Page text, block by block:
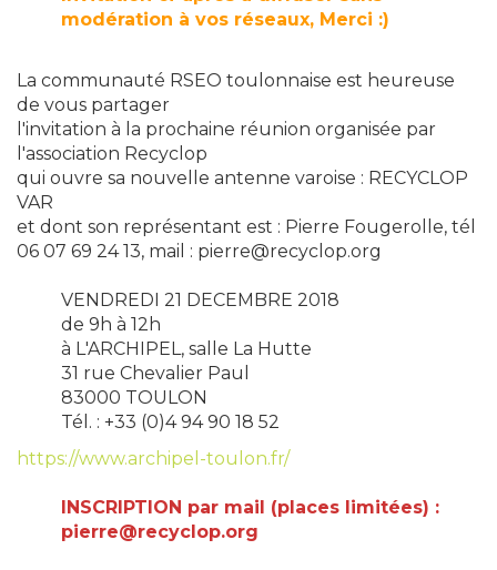
modération à vos réseaux, Merci :)
La communauté RSEO toulonnaise est heureuse
de vous partager
l'invitation à la prochaine réunion organisée par
l'association Recyclop
qui ouvre sa nouvelle antenne varoise : RECYCLOP
VAR
et dont son représentant est : Pierre Fougerolle, tél
06 07 69 24 13, mail : pierre@recyclop.org
VENDREDI 21 DECEMBRE 2018
de 9h à 12h
à L'ARCHIPEL, salle La Hutte
31 rue Chevalier Paul
83000 TOULON
Tél. : +33 (0)4 94 90 18 52
https://www.archipel-toulon.fr/
INSCRIPTION par mail (places limitées) :
pierre@recyclop.org